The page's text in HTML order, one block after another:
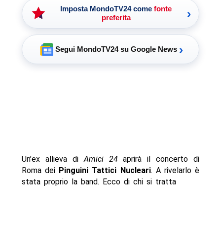
Imposta MondoTV24 come fonte
preferita
›
Segui MondoTV24 su Google News ›
Un’ex allieva diAmici 24aprirà il concerto di
Roma dei Pinguini Tattici Nucleari. A rivelarlo è
stata proprio la band. Ecco di chi si tratta